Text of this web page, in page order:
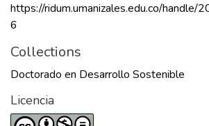
https://ridum.umanizales.edu.co/
6
Collections
Doctorado en Desarrollo Sostenible
Licencia